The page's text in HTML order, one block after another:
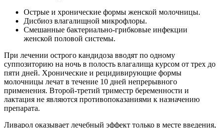
Острые и хронические формы женской молочницы.
Дисбиоз влагалищной микрофлоры.
Смешанные бактериально-грибковые инфекции
женской половой системы.
При лечении острого кандидоза вводят по одному
суппозиторию на ночь в полость влагалища курсом от трех до
пяти дней. Хронические и рецидивирующие формы
молочницы лечат в течение 10 дней непрерывного
применения. Второй-третий триместр беременности и
лактация не являются противопоказаниями к назначению
препарата.
Ливарол оказывает лечебный эффект только в месте введения,